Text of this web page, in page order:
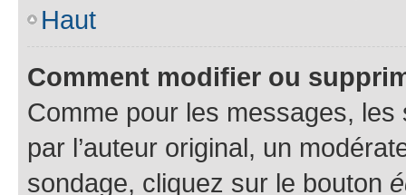
Haut
Comment modifier ou
Comme pour les messages,
par l’auteur original, un
sondage, cliquez sur le bouton